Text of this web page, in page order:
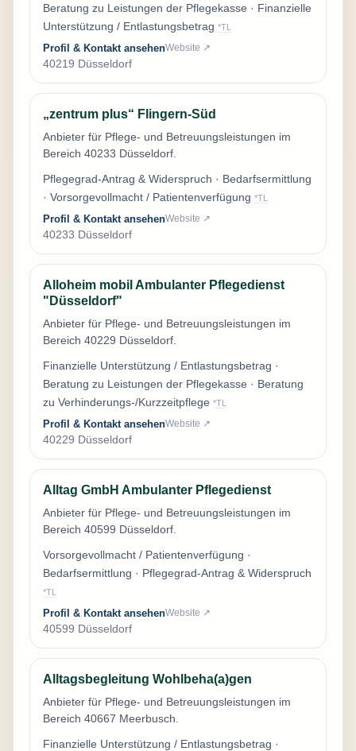
Beratung zu Leistungen der Pflegekasse · Finanzielle
Unterstützung / Entlastungsbetrag *TL
Profil & Kontakt ansehenWebsite ↗
40219 Düsseldorf
„zentrum plus“ Flingern-Süd
Anbieter für Pflege- und Betreuungsleistungen im
Bereich 40233 Düsseldorf.
Pflegegrad-Antrag & Widerspruch · Bedarfsermittlung
· Vorsorgevollmacht / Patientenverfügung *TL
Profil & Kontakt ansehenWebsite ↗
40233 Düsseldorf
Alloheim mobil Ambulanter Pflegedienst
"Düsseldorf"
Anbieter für Pflege- und Betreuungsleistungen im
Bereich 40229 Düsseldorf.
Finanzielle Unterstützung / Entlastungsbetrag ·
Beratung zu Leistungen der Pflegekasse · Beratung
zu Verhinderungs-/Kurzzeitpflege *TL
Profil & Kontakt ansehenWebsite ↗
40229 Düsseldorf
Alltag GmbH Ambulanter Pflegedienst
Anbieter für Pflege- und Betreuungsleistungen im
Bereich 40599 Düsseldorf.
Vorsorgevollmacht / Patientenverfügung ·
Bedarfsermittlung · Pflegegrad-Antrag & Widerspruch
*TL
Profil & Kontakt ansehenWebsite ↗
40599 Düsseldorf
Alltagsbegleitung Wohlbeha(a)gen
Anbieter für Pflege- und Betreuungsleistungen im
Bereich 40667 Meerbusch.
Finanzielle Unterstützung / Entlastungsbetrag ·